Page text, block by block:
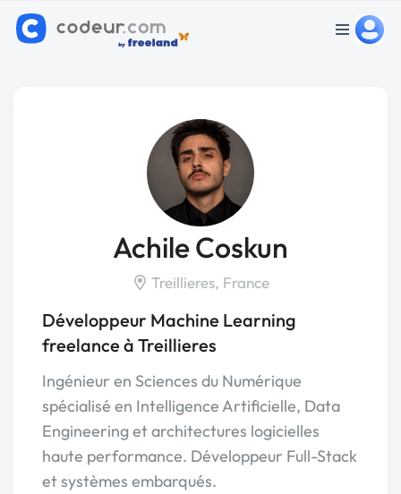
Achile Coskun
Treillieres, France
Développeur Machine Learning
freelance à Treillieres
Ingénieur en Sciences du Numérique
spécialisé en Intelligence Artificielle, Data
Engineering et architectures logicielles
haute performance. Développeur Full-Stack
et systèmes embarqués.